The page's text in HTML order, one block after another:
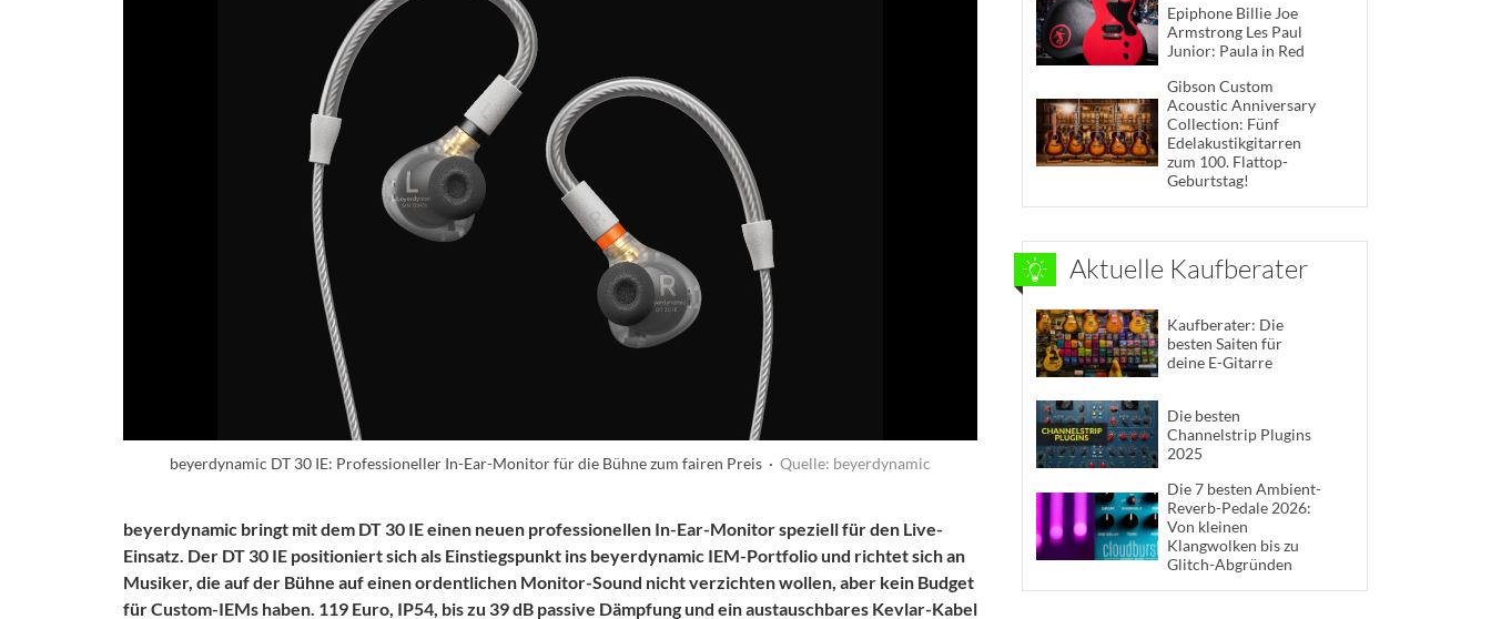
beyerdynamic DT 30 IE: Professioneller In-Ear-Monitor für die Bühne zum fairen Preis · Quelle: beyerdynamic
beyerdynamic bringt mit dem DT 30 IE einen neuen professionellen In-Ear-Monitor speziell für den Live-
Einsatz. Der DT 30 IE positioniert sich als Einstiegspunkt ins beyerdynamic IEM-Portfolio und richtet sich an
Musiker, die auf der Bühne auf einen ordentlichen Monitor-Sound nicht verzichten wollen, aber kein Budget
für Custom-IEMs haben. 119 Euro, IP54, bis zu 39 dB passive Dämpfung und ein austauschbares Kevlar-Kabel
Epiphone Billie Joe
Armstrong Les Paul
Junior: Paula in Red
Gibson Custom
Acoustic Anniversary
Collection: Fünf
Edelakustikgitarren
zum 100. Flattop-
Geburtstag!
Aktuelle Kaufberater
Kaufberater: Die
besten Saiten für
deine E-Gitarre
Die besten
Channelstrip Plugins
2025
Die 7 besten Ambient-
Reverb-Pedale 2026:
Von kleinen
Klangwolken bis zu
Glitch-Abgründen